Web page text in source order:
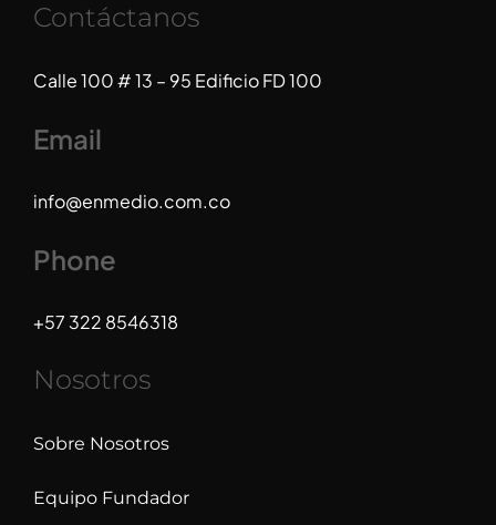
Contáctanos
Calle 100 # 13 – 95 Edificio FD 100
Email
info@enmedio.com.co
Phone
+57 322 8546318
Nosotros
Sobre Nosotros
Equipo Fundador